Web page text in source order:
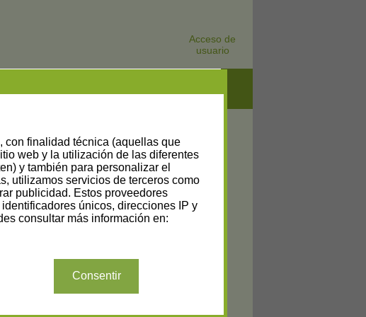
Acceso de
usuario
con finalidad técnica (aquellas que
web y la utilización de las diferentes
y también para personalizar el
utilizamos servicios de terceros como
publicidad. Estos proveedores
únicos, direcciones IP y
consultar más información en:
Consentir